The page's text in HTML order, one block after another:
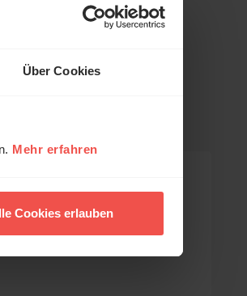
Über Cookies
Mehr erfahren
Cookies erlauben